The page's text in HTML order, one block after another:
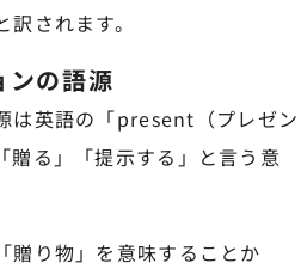
されます。
ンの語源
は英語の「present（プレゼン
贈る」「提示する」と言う意
贈り物」を意味することか